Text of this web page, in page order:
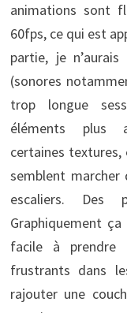
animations sont
60fps, ce qui est
partie, je
(sonores
trop longue
éléments plus
certaines textures,
semblent
escaliers.
Graphiquement
facile à prendre
frustrants dans
rajouter une